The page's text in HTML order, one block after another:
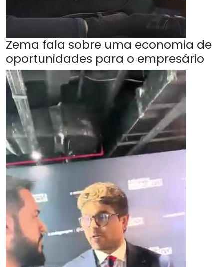
Zema fala sobre uma economia de
oportunidades para o empresário